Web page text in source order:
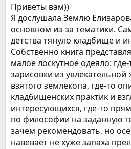
Приветы вам))
Я дослушала Землю
основном из-за тематики.
детства тянуло кладбище и
Собственно книга
малое лоскутное одеяло:
зарисовки из
взятого землекопа, где-то
кладбищенских практик и
интересующихся, где-то
по философии на заданную
зачем рекомендовать, но
навевает не хуже запаха